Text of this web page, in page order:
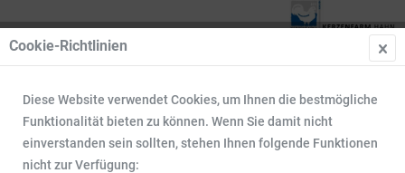
Cookie-Richtlinien
Diese Website verwendet Cookies, um Ihnen die bestmögliche
Funktionalität bieten zu können. Wenn Sie damit nicht
einverstanden sein sollten, stehen Ihnen folgende Funktionen
nicht zur Verfügung: